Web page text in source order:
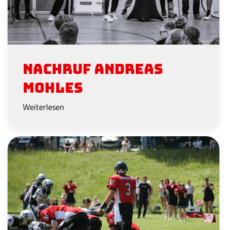
Nachruf Andreas
Mohles
Weiterlesen